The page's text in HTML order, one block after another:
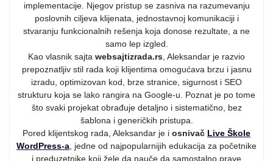
implementacije. Njegov pristup se zasniva na razumevanju
poslovnih ciljeva klijenata, jednostavnoj komunikaciji i
stvaranju funkcionalnih rešenja koja donose rezultate, a ne
samo lep izgled.
Kao vlasnik sajta websajtizrada.rs , Aleksandar je razvio
prepoznatljiv stil rada koji klijentima omogućava brzu i jasnu
izradu, optimizovan kod, brze stranice, sigurnost i SEO
strukturu koja se lako rangira na Google-u. Poznat je po tome
što svaki projekat obrađuje detaljno i sistematično, bez
šablona i generičkih pristupa.
Pored klijentskog rada, Aleksandar je i osnivač Live Škole
WordPress-a , jedne od najpopularnijih edukacija za početnike
i preduzetnike koji žele da nauče da samostalno prave